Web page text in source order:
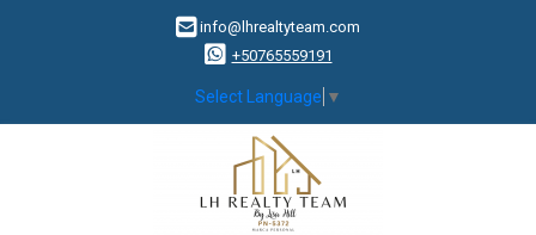
info@lhrealtyteam.com
+50765559191
Select Language ▼